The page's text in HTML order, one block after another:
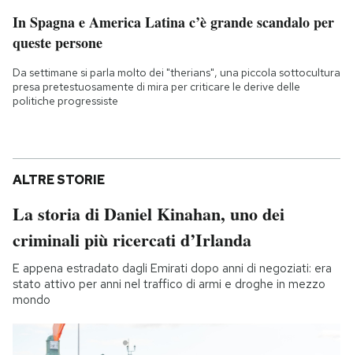
In Spagna e America Latina c’è grande scandalo per
queste persone
Da settimane si parla molto dei "therians", una piccola sottocultura
presa pretestuosamente di mira per criticare le derive delle
politiche progressiste
ALTRE STORIE
La storia di Daniel Kinahan, uno dei
criminali più ricercati d’Irlanda
E appena estradato dagli Emirati dopo anni di negoziati: era
stato attivo per anni nel traffico di armi e droghe in mezzo
mondo